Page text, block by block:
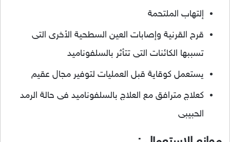
إلتهاب الملتحمة
قرح القرنية وإصابات العين السطحية الأخرى التى
تسببها الكائنات التى تتأثر بالسلفوناميد
يستعمل كوقاية قبل العمليات لتوفير مجال عقيم
كعلاج مترافق مع العلاج بالسلفوناميد فى حالة الرمد
الحبيبى